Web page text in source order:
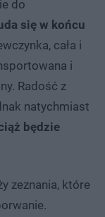
do
się w końcu
cała i
i
Radość z
natychmiast
będzie
zeznania, które